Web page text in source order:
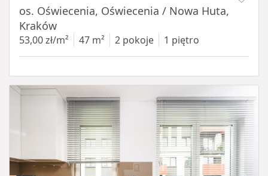
os. Oświecenia, Oświecenia / Nowa Huta,
Kraków
53,00 zł/m² 47 m² 2 pokoje 1 piętro